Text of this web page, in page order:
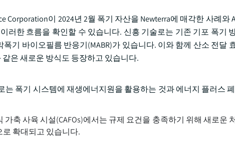
이 2024년 2월 폭기 자산을 Newterra에 매각한 사례와
러한 흐름을 확인할 수 있습니다. 신흥 기술로는 기존 기포 폭기
기 바이오필름 반응기(MABR)가 있습니다. 이와 함께 산소 전달
은 새로운 방식도 등장하고 있습니다.
폭기 시스템에 재생에너지원을 활용하는 것과 에너지 플러스
축 사육 시설(CAFOs)에서는 규제 요건을 충족하기 위해 새로운
확대되고 있습니다.